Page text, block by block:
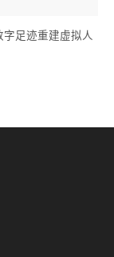
字足迹重建虚拟人